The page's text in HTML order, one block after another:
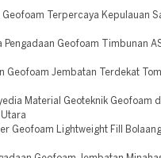
Terpercaya Kepulauan
Pengadaan Geofoam Timbunan
Geofoam Jembatan Terdekat
Material Geoteknik Geofoam
Geofoam Lightweight Fill